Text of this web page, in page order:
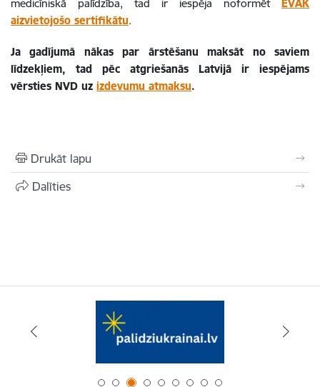
medicīniskā palīdzība, tad ir iespēja noformēt EVAK
aizvietojošo sertifikātu.
Ja gadījumā nākas par ārstēšanu maksāt no saviem
līdzekļiem, tad pēc
atgriešanās Latvijā ir iespējams
vērsties NVD uz izdevumu atmaksu.
Drukāt lapu
Dalīties